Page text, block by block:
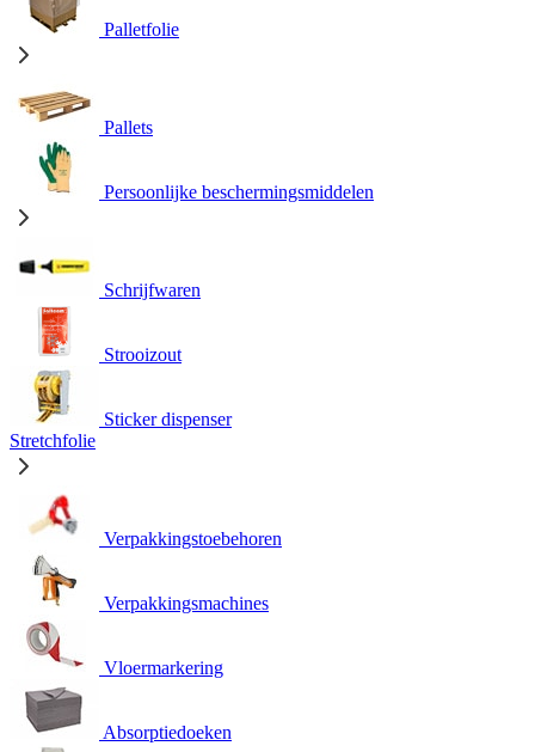
Palletfolie
Pallets
Persoonlijke beschermingsmiddelen
Schrijfwaren
Strooizout
Sticker dispenser
Stretchfolie
Verpakkingstoebehoren
Verpakkingsmachines
Vloermarkering
Absorptiedoeken